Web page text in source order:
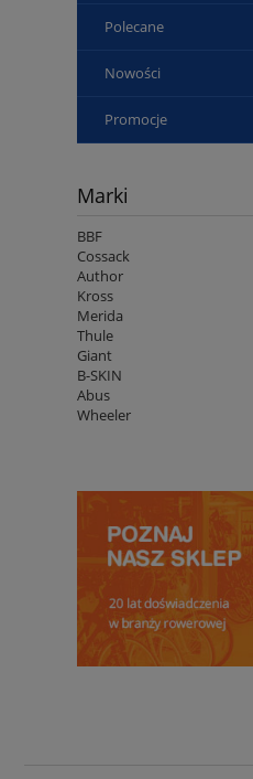
Polecane
Nowości
Promocje
Marki
BBF
Cossack
Author
Kross
Merida
Thule
Giant
B-SKIN
Abus
Wheeler